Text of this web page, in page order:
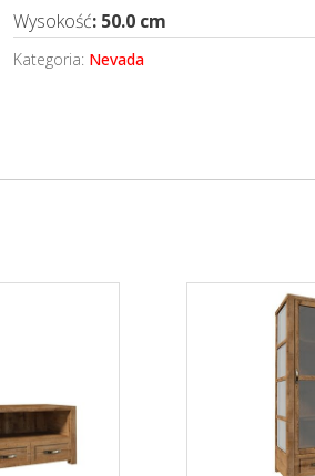
Wysokość: 50.0 cm
Kategoria: Nevada